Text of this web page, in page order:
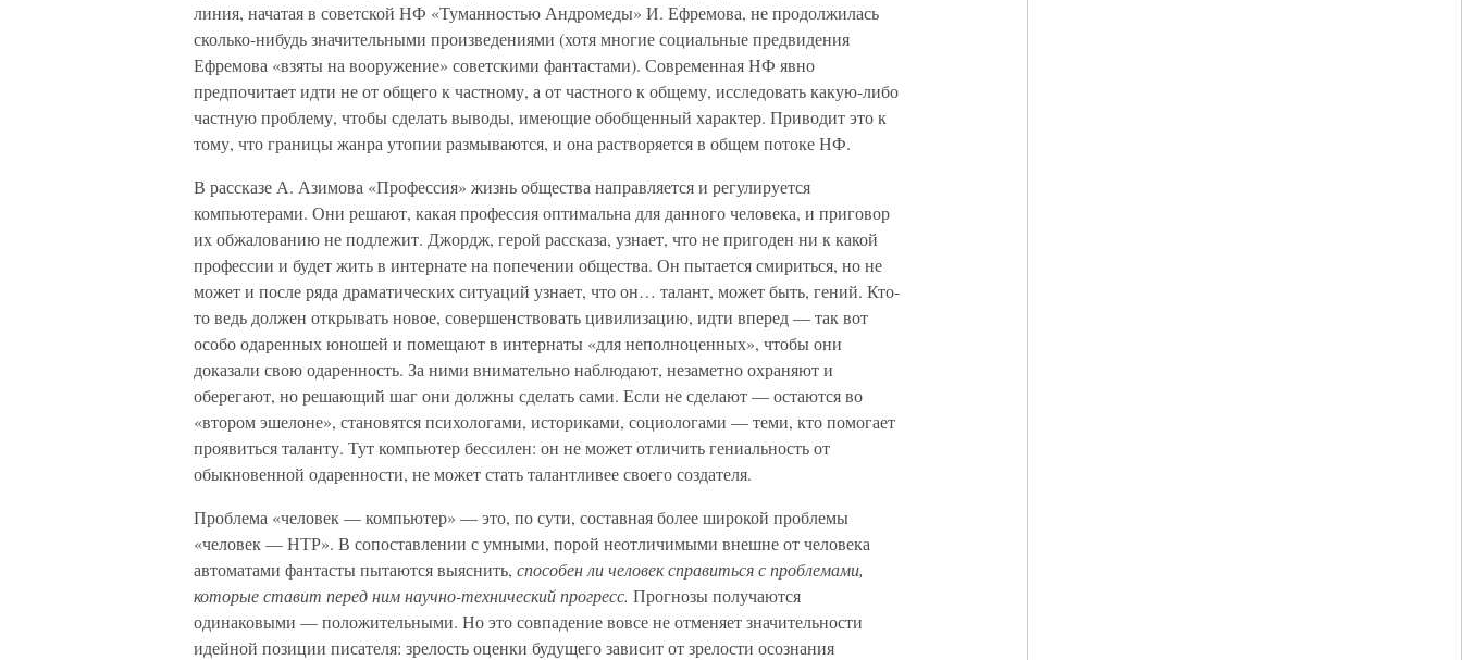
линия, начатая в советской НФ «Туманностью Андромеды» И. Ефремова, не продолжилась
сколько-нибудь значительными произведениями (хотя многие социальные предвидения
Ефремова «взяты на вооружение» советскими фантастами). Современная НФ явно
предпочитает идти не от общего к частному, а от частного к общему, исследовать какую-либо
частную проблему, чтобы сделать выводы, имеющие обобщенный характер. Приводит это к
тому, что границы жанра утопии размываются, и она растворяется в общем потоке НФ.
В рассказе А. Азимова «Профессия» жизнь общества направляется и регулируется
компьютерами. Они решают, какая профессия оптимальна для данного человека, и приговор
их обжалованию не подлежит. Джордж, герой рассказа, узнает, что не пригоден ни к какой
профессии и будет жить в интернате на попечении общества. Он пытается смириться, но не
может и после ряда драматических ситуаций узнает, что он… талант, может быть, гений. Кто-
то ведь должен открывать новое, совершенствовать цивилизацию, идти вперед — так вот
особо одаренных юношей и помещают в интернаты «для неполноценных», чтобы они
доказали свою одаренность. За ними внимательно наблюдают, незаметно охраняют и
оберегают, но решающий шаг они должны сделать сами. Если не сделают — остаются во
«втором эшелоне», становятся психологами, историками, социологами — теми, кто помогает
проявиться таланту. Тут компьютер бессилен: он не может отличить гениальность от
обыкновенной одаренности, не может стать талантливее своего создателя.
Проблема «человек — компьютер» — это, по сути, составная более широкой проблемы
«человек — НТР». В сопоставлении с умными, порой неотличимыми внешне от человека
автоматами фантасты пытаются выяснить, способен ли человек справиться с проблемами,
которые ставит перед ним научно-технический прогресс. Прогнозы получаются
одинаковыми — положительными. Но это совпадение вовсе не отменяет значительности
идейной позиции писателя: зрелость оценки будущего зависит от зрелости осознания